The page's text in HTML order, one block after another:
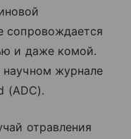
сопровождается
и даже комой.
научном журнале
(ADC).
отравления